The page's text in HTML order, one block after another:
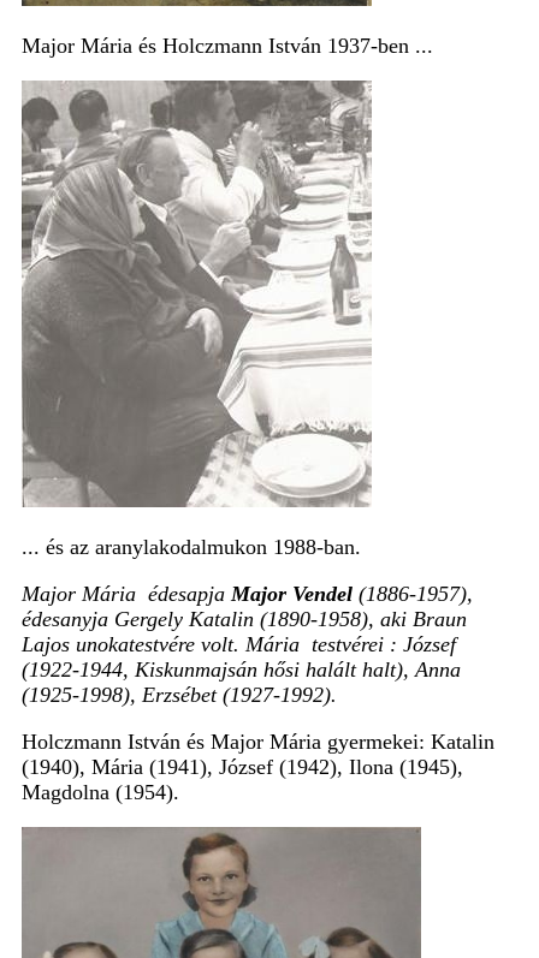
Major Mária és Holczmann István 1937-ben ...
... és az aranylakodalmukon 1988-ban.
Major Mária édesapja Major Vendel (1886-1957),
édesanyja Gergely Katalin (1890-1958), aki Braun
Lajos unokatestvére volt. Mária testvérei : József
(1922-1944, Kiskunmajsán hősi halált halt), Anna
(1925-1998), Erzsébet (1927-1992).
Holczmann István és Major Mária gyermekei: Katalin
(1940), Mária (1941), József (1942), Ilona (1945),
Magdolna (1954).